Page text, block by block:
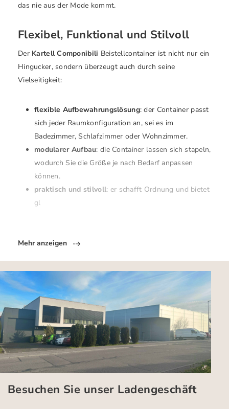
das nie aus der Mode kommt.
Flexibel, Funktional und Stilvoll
Der Kartell Componibili Beistellcontainer ist nicht nur ein
Hingucker, sondern überzeugt auch durch seine
Vielseitigkeit:
flexible Aufbewahrungslösung: der Container passt
sich jeder Raumkonfiguration an, sei es im
Badezimmer, Schlafzimmer oder Wohnzimmer.
modularer Aufbau: die Container lassen sich stapeln,
wodurch Sie die Größe je nach Bedarf anpassen
können.
praktisch und stilvoll: er schafft Ordnung und bietet
gl
Mehr anzeigen
Besuchen Sie unser Ladengeschäft